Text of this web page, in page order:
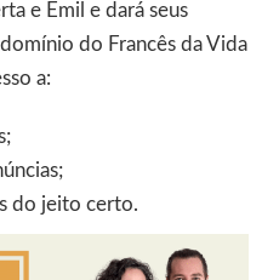
e Emil e dará seus
do Francês da Vida
a:
do jeito certo.